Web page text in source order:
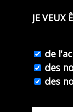
JE VEUX
de
des
des